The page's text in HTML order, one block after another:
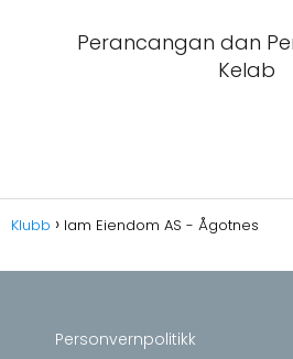
Perancangan dan
Kelab
Klubb Iam Eiendom AS - Ågotnes
Personvernpolitikk